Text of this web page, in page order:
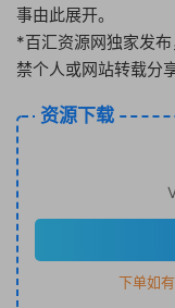
事由此展开。
*百汇资源网独家发
禁个人或网站转载分
资源下载
下单如